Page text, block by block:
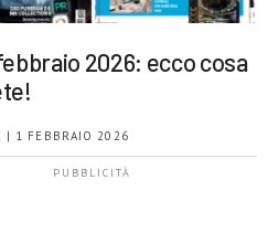
2026: ecco cosa
| 1 FEBBRAIO 2026